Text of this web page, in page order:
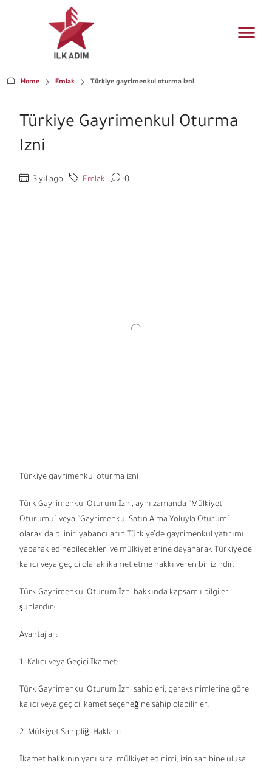
Home Emlak Türkiye gayrimenkul oturma izni
Türkiye Gayrimenkul Oturma
Izni
3 yıl ago Emlak 0
Türkiye gayrimenkul oturma izni
Türk Gayrimenkul Oturum İzni, aynı zamanda “Mülkiyet
Oturumu” veya “Gayrimenkul Satın Alma Yoluyla Oturum”
olarak da bilinir, yabancıların Türkiye’de gayrimenkul yatırımı
yaparak edinebilecekleri ve mülkiyetlerine dayanarak Türkiye’de
kalıcı veya geçici olarak ikamet etme hakkı veren bir izindir.
Türk Gayrimenkul Oturum İzni hakkında kapsamlı bilgiler
şunlardır:
Avantajlar:
1. Kalıcı veya Geçici İkamet:
Türk Gayrimenkul Oturum İzni sahipleri, gereksinimlerine göre
kalıcı veya geçici ikamet seçeneğine sahip olabilirler.
2. Mülkiyet Sahipliği Hakları:
İkamet hakkının yanı sıra, mülkiyet edinimi, izin sahibine ulusal